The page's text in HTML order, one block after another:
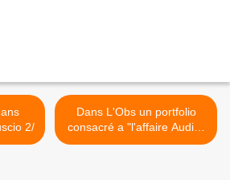
2/
Dans L'Obs un portfolio
consacré a "l'affaire Audin"
>